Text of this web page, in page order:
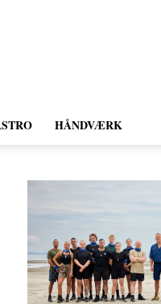
HÅNDVÆRK